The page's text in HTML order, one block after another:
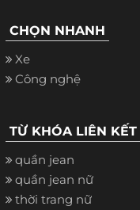
CHỌN NHANH
Xe
Công nghệ
TỪ KHÓA LIÊN KẾT
quần jean
quần jean nữ
thời trang nữ